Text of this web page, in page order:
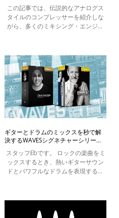
この記事では、伝説的なアナログス
タイルのコンプレッサーを紹介しな
がら、多くのミキシング・エンジニ
る場面について解説していきます。
ギターとドラムのミックスを秒で解
決するWAVESシグネチャーシリーズ
【CLA ＆ Eddie Kramer編】
スタッフEbです。 ロックの楽曲をミ
ックスするとき、熱いギターサウン
ドとパワフルなドラムを表現するた
ドラムに特化された専用のプラグイ